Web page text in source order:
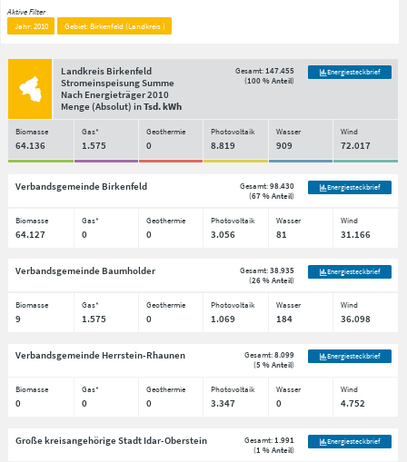
Aktive Filter
Jahr: 2010
Gebiet: Birkenfeld (Landkreis )
Landkreis Birkenfeld
Stromeinspeisung Summe
Nach Energieträger2010
Menge(Absolut) inTsd. kWh
Gesamt: 147.455
(100 % Anteil)
Energiesteckbrief
Biomasse Gas* Geothermie Photovoltaik Wasser Wind
64.136 1.575 0 8.819 909 72.017
Verbandsgemeinde Birkenfeld Gesamt:98.430
(67 % Anteil)
Energiesteckbrief
Biomasse Gas* Geothermie Photovoltaik Wasser Wind
64.127 0 0 3.056 81 31.166
Verbandsgemeinde Baumholder Gesamt:38.935
(26 % Anteil)
Energiesteckbrief
Biomasse Gas* Geothermie Photovoltaik Wasser Wind
9 1.575 0 1.069 184 36.098
Verbandsgemeinde Herrstein-Rhaunen Gesamt:8.099
(5 % Anteil)
Energiesteckbrief
Biomasse Gas* Geothermie Photovoltaik Wasser Wind
0 0 0 3.347 0 4.752
Große kreisangehörige Stadt Idar-Oberstein Gesamt: 1.991
(1 % Anteil)
Energiesteckbrief